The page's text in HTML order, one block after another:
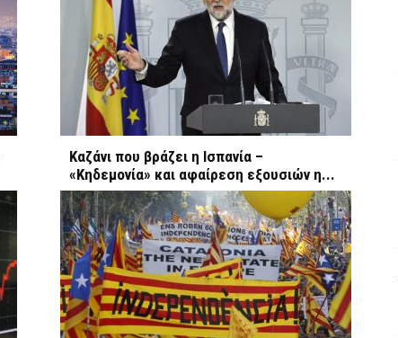
Καζάνι που βράζει η Ισπανία –
«Κηδεμονία» και αφαίρεση εξουσιών η...